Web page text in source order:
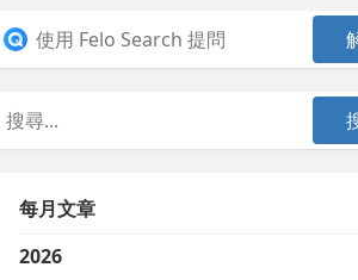
每月文章
2026